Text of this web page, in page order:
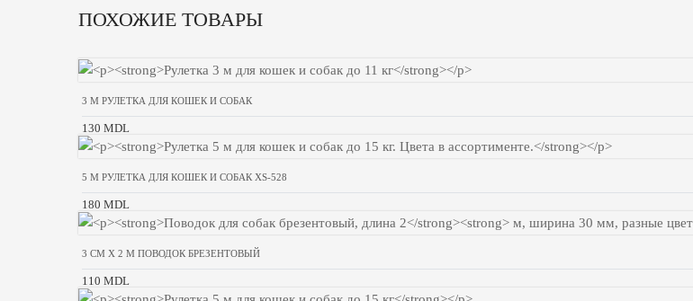
ПОХОЖИЕ ТОВАРЫ
3 M РУЛЕТКА ДЛЯ КОШЕК И СОБАК
130 MDL
5 M РУЛЕТКА ДЛЯ КОШЕК И СОБАК XS-528
180 MDL
3 CM X 2 M ПОВОДОК БРЕЗЕНТОВЫЙ
110 MDL